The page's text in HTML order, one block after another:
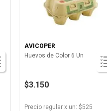
AVICOPER
Huevos de Color 6 Un
$3.150
Precio regular x un: $525